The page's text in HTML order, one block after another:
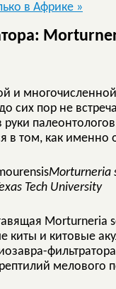
в Африке »
и
сих пор не
в том, как
Morturneria
Tech University
Morturneria
и китовые
мелового